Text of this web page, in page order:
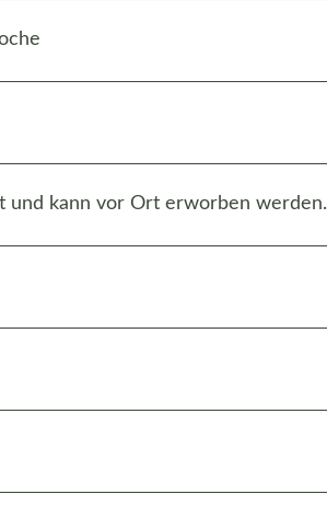
und kann vor Ort erworben werden.